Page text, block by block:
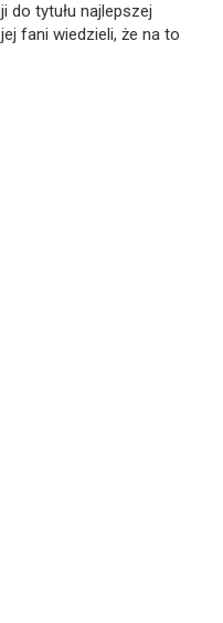
do tytułu najlepszej
fani wiedzieli, że na to